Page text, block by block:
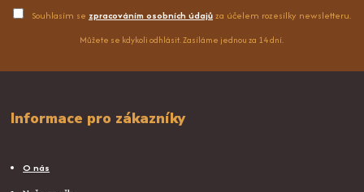
Souhlasím se zpracováním osobních údajůza účelem rozesílky newsletteru.
Můžete se kdykoli odhlásit. Zasíláme jednou za 14 dní.
Informace pro zákazníky
O nás